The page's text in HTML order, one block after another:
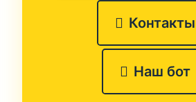
Контакты
Наш бот